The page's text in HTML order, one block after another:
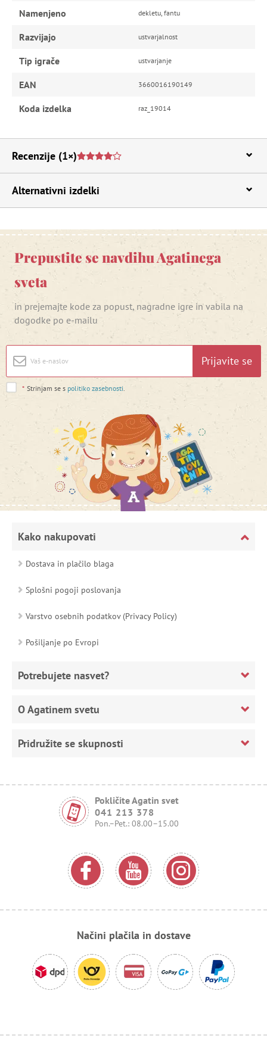
Namenjeno dekletu, fantu
Razvijajo ustvarjalnost
Tip igrače ustvarjanje
EAN 3660016190149
Koda izdelka raz_19014
Recenzije (1×)
Alternativni izdelki
Prepustite se navdihu Agatinega
sveta
in prejemajte kode za popust, nagradne igre in vabila na
dogodke po e-mailu
Prijavite se
* Strinjam se s politiko zasebnosti
Kako nakupovati
Dostava in plačilo blaga
Splošni pogoji poslovanja
Varstvo osebnih podatkov (Privacy Policy)
Pošiljanje po Evropi
Potrebujete nasvet?
O Agatinem svetu
Pridružite se skupnosti
Pokličite Agatin svet
041 213 378
Pon.–Pet.: 08.00–15.00
Načini plačila in dostave